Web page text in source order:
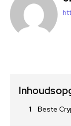
Beste